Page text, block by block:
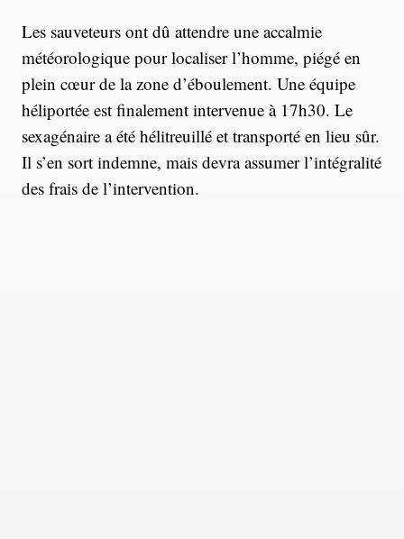
Les sauveteurs ont dû attendre une accalmie
météorologique pour localiser l’homme, piégé en
plein cœur de la zone d’éboulement. Une équipe
héliportée est finalement intervenue à 17h30. Le
sexagénaire a été hélitreuillé et transporté en lieu sûr.
Il s’en sort indemne, mais devra assumer l’intégralité
des frais de l’intervention.